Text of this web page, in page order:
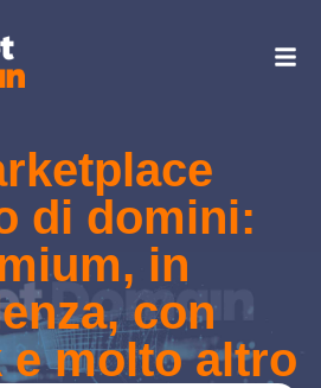
di domini:
in
con
e molto altro